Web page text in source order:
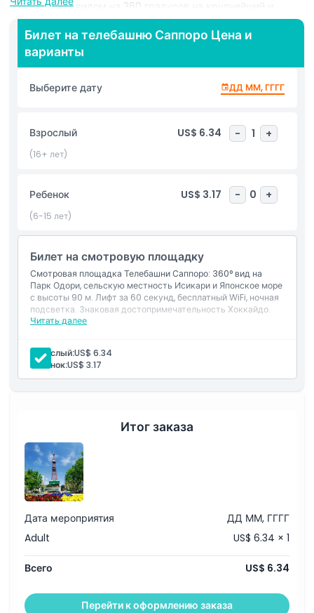
панорамным видом на 360 градусов на крупнейший и
самый оживлённый город Хоккайдо. Смотрите на пышную
сельскую местность Исикари на востоке, далёкое Японское
море на горизонте и оживлённый парк Одори прямо внизу.
Этот зелёный оазис ежегодно радует сезонными цветами:
вишнёвый цвет весной, пышную зелень летом, яркую
листву осенью и снежное чудо зимой, создавая постоянно
Саппоро. Идеально для любителей фотографии и туристов,
башня предлагает впечатляющую орлиную перспективу,
подчёркивающую сочетание современности и природы
Хоккайдо или ищете уникальную точку обзора, посещение
телебашни Саппоро является незаменимым опытом,
позволяющим в одном незабываемом восхождении
Основные моменты
Включено
Политика в отношении детей и взрослых
Вещи, которые нужно знать
Местоположение
Политика отмены
Билет на телебашню Саппоро Цена и
варианты
Выберите дату ДД ММ, ГГГГ
Взрослый US$ 6.34 - 1 +
(16+ лет)
Ребенок US$ 3.17 - 0 +
(6-15 лет)
Билет на смотровую площадку
Смотровая площадка Телебашни Саппоро: 360° вид на
Парк Одори, сельскую местность Исикари и Японское море
с высоты 90 м. Лифт за 60 секунд, бесплатный WiFi, ночная
подсветка. Знаковая достопримечательность Хоккайдо.
Читать далее
Включено
Взрослый:US$ 6.34
Ребенок:US$ 3.17
Итог заказа
Дата мероприятия
ДД ММ, ГГГГ
Adult
US$ 6.34 × 1
Всего US$ 6.34
Перейти к оформлению заказа